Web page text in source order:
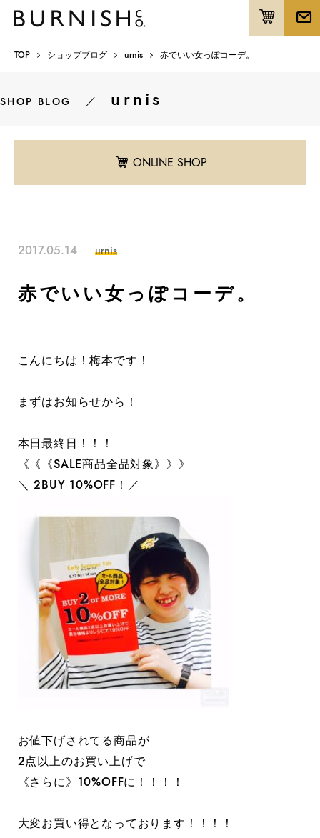
TOP ショップブログ urnis 赤でいい女っぽコーデ。
SHOP BLOG ／ urnis
ONLINE SHOP
2017.05.14 urnis
赤でいい女っぽコーデ。
こんにちは！梅本です！
まずはお知らせから！
本日最終日！！！
《《《SALE商品全品対象》》》
＼ 2BUY 10%OFF！／
お値下げされてる商品が
2点以上のお買い上げで
《さらに》10%OFFに！！！！
大変お買い得となっております！！！！